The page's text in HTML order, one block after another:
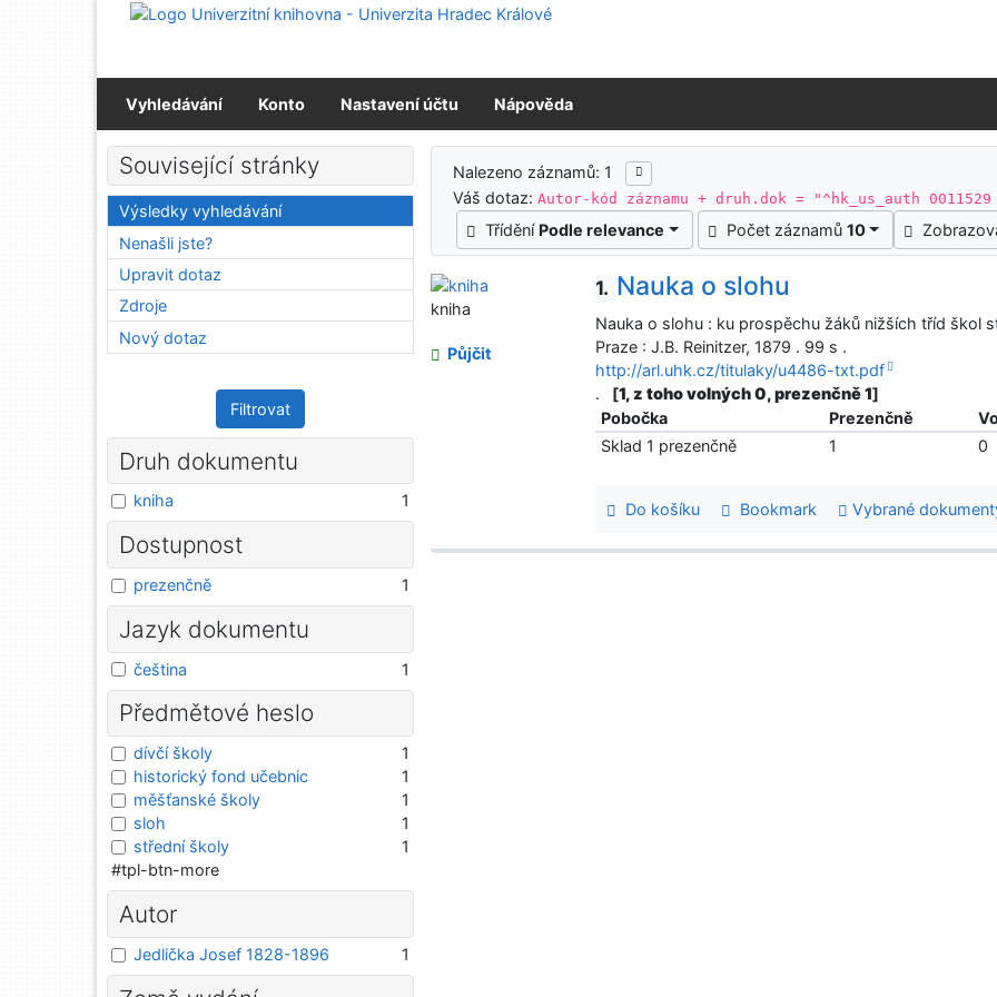
Přejít na obsah
Vyhledávání Konto Nastavení účtu Nápověda
Výsledky vyhledávání
Nalezeno záznamů: 1
Váš dotaz:Autor-kód záznamu + druh.dok = "^hk_us_auth
Třídění Podle relevance Počet záznamů 10
1. Nauka o slohu
Nauka o slohu : ku prospěchu žáků nižších tříd škol
Praze : J.B. Reinitzer, 1879 . 99 s .
http://arl.uhk.cz/titulaky/u4486-txt.pdf
.
[1, z toho volných 0, prezenčně 1]
Pobočka
Prezenčně
Sklad 1 prezenčně
1 0
Do košíku Bookmark Vybrané
kniha
Půjčit
Související stránky
Výsledky vyhledávání
Nenašli jste?
Upravit dotaz
Zdroje
Nový dotaz
Filtrovat
Druh dokumentu
kniha 1
Dostupnost
prezenčně 1
Jazyk dokumentu
čeština 1
Předmětové heslo
dívčí školy
1
historický fond učebnic
1
měšťanské školy
1
sloh
1
střední školy
1
#tpl-btn-more
Autor
Jedlička Josef 1828-1896 1